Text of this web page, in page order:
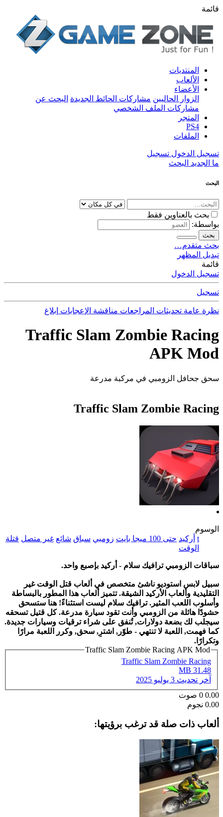
قائمة
المنتديات
الألعاب
الأعضاء
الزوار الحاليين مشاركات الحائط الجديدة البحث عن
مشاركات الملف الشخصي
المتجر
PS4
الملفات
تسجيل الدخول تسجيل
ما الجديد البحث
البحث
بحث بالعناوين فقط
بواسطة:
بحث
بحث متقدم…
تبديل المظهر
قائمة
تسجيل الدخول
تسجيل
نظرة عامة تحديثات المراجعات مناقشة الإعجابات إبلاغ
Traffic Slam Zombie Racing
APK Mod
سحق جحافل الزومبي في مركبة مدرعة
Traffic Slam Zombie Racing
الوسوم
t أركيد حتى 100 ميجا بايت زومبي سباق شائع غير متصل قتلة
الوقت
سباقات الزومبي ترافيك سلام - أركيد بإصبع واحد.
سبيل لابس استوديو ناشئ متخصص في ألعاب قتل الوقت غير
التقليدية وألعاب الأركيد الشيقة. تتميز ألعاب هذا المطور بالبساطة
وأسلوب اللعب المثير. ترافيك سلام ليست استثناءً! هنا ستسحق
حشودًا هائلة من الزومبي وأنت تقود سيارة مدرعة. كل قتيل تسحقه
سيجلب لك بضعة دولارات, تُنفق على شراء ترقيات وسيارات جديدة.
كما فهمت, اللعبة لا تنتهي - طوّر, اشترِ, سحق, وكرر اللعبة مرارًا
وتكرارًا.
Traffic Slam Zombie Racing APK Mod
Traffic Slam Zombie Racing
31.48 MB
آخر تحديث 3 يوليو 2025
0.00
0 صوت
0.00 نجوم
ألعاب ذات صلة قد ترغب برؤيتها: